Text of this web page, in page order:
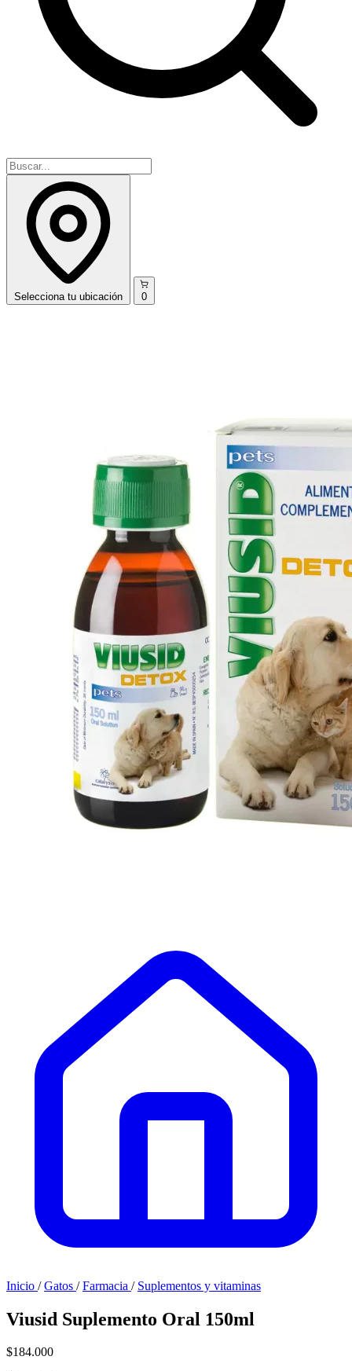
Selecciona tu ubicación 0
Inicio / Gatos / Farmacia / Suplementos y vitaminas
Viusid Suplemento Oral 150ml
$184.000